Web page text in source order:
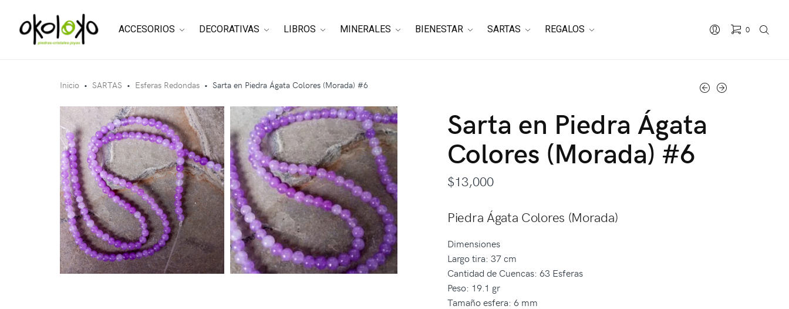
ACCESORIOS DECORATIVAS LIBROS MINERALES BIENESTAR SARTAS REGALOS 0
Inicio • SARTAS • Esferas Redondas • Sarta en Piedra Ágata Colores (Morada) #6
Sarta en Piedra Ágata
Colores (Morada) #6
$13,000
Piedra Ágata Colores (Morada)
Dimensiones
Largo tira: 37 cm
Cantidad de Cuencas: 63 Esferas
Peso: 19.1 gr
Tamaño esfera: 6 mm